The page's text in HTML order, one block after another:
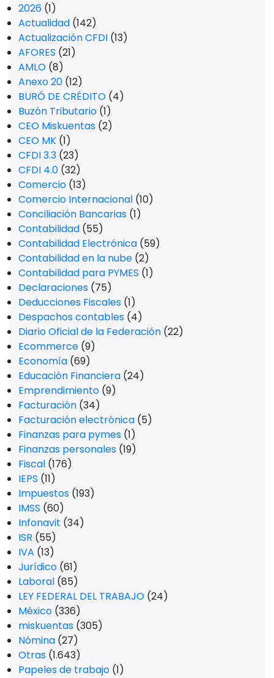
2026 (1)
Actualidad (142)
Actualización CFDI (13)
AFORES (21)
AMLO (8)
Anexo 20 (12)
BURÓ DE CRÉDITO (4)
Buzón Tributario (1)
CEO Miskuentas (2)
CEO MK (1)
CFDI 3.3 (23)
CFDI 4.0 (32)
Comercio (13)
Comercio Internacional (10)
Conciliación Bancarias (1)
Contabilidad (55)
Contabilidad Electrónica (59)
Contabilidad en la nube (2)
Contabilidad para PYMES (1)
Declaraciones (75)
Deducciones Fiscales (1)
Despachos contables (4)
Diario Oficial de la Federación (22)
Ecommerce (9)
Economía (69)
Educación Financiera (24)
Emprendimiento (9)
Facturación (34)
Facturación electrónica (5)
Finanzas para pymes (1)
Finanzas personales (19)
Fiscal (176)
IEPS (11)
Impuestos (193)
IMSS (60)
Infonavit (34)
ISR (55)
IVA (13)
Jurídico (61)
Laboral (85)
LEY FEDERAL DEL TRABAJO (24)
México (336)
miskuentas (305)
Nómina (27)
Otras (1.643)
Papeles de trabajo (1)